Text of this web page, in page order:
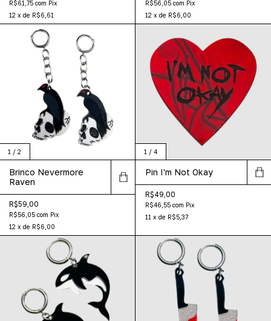
R$61,75 com Pix
12 x de R$6,61
R$56,05 com Pix
12 x de R$6,00
1 / 2
Brinco Nevermore
Raven
R$59,00
R$56,05 com Pix
12 x de R$6,00
1 / 4
Pin I'm Not Okay
R$49,00
R$46,55 com Pix
11 x de R$5,37